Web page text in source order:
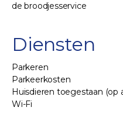
de broodjesservice
Diensten
Parkeren
Parkeerkosten
Huisdieren toegestaan (op
Wi-Fi